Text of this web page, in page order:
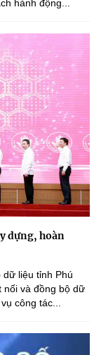
hành động...
dựng, hoàn
liệu tỉnh Phú
nối và đồng bộ dữ
công tác...